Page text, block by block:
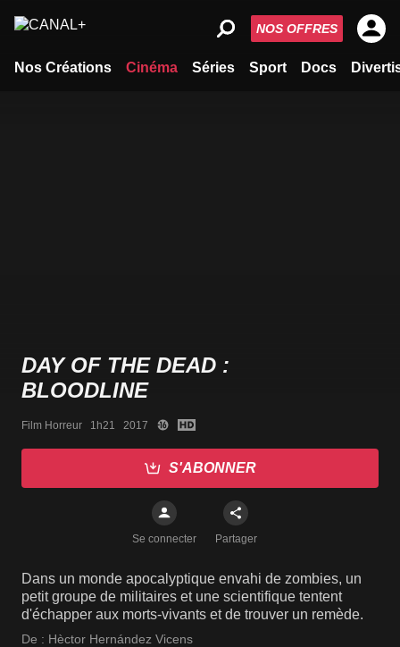
Nos Créations Cinéma Séries Sport Docs
NOS OFFRES
DAY OF THE DEAD :
BLOODLINE
Film Horreur   1h21   2017
S'ABONNER
Se connecter Partager
Dans un monde apocalyptique envahi de zombies, un
petit groupe de militaires et une scientifique tentent
d'échapper aux morts-vivants et de trouver un remède.
De : Hèctor Hernández Vicens